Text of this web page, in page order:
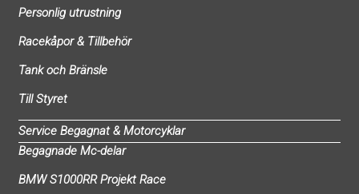
Personlig utrustning
Racekåpor & Tillbehör
Tank och Bränsle
Till Styret
Service Begagnat & Motorcyklar
Begagnade Mc-delar
BMW S1000RR Projekt Race